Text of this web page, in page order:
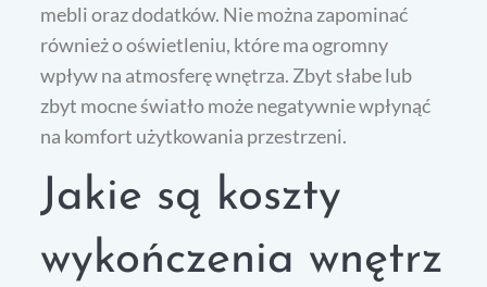
mebli oraz dodatków. Nie można zapominać
również o oświetleniu, które ma ogromny
wpływ na atmosferę wnętrza. Zbyt słabe lub
zbyt mocne światło może negatywnie wpłynąć
na komfort użytkowania przestrzeni.
Jakie są koszty
wykończenia wnętrz